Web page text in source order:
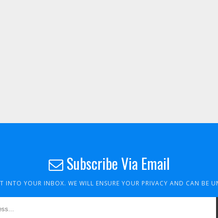
Subscribe Via Email
INTO YOUR INBOX. WE WILL ENSURE YOUR PRIVACY AND CAN BE